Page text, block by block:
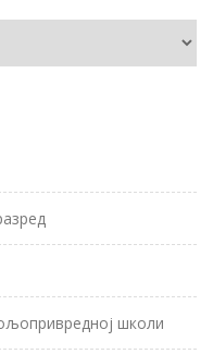
школи